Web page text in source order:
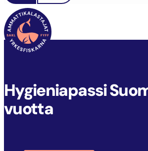
SAKL
Hygieniapassi
vuotta